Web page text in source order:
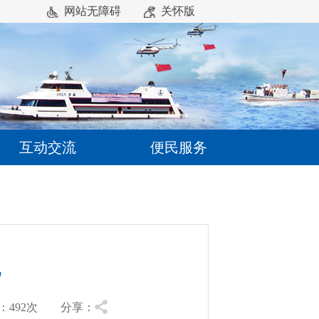
网站无障碍 关怀版
互动交流 便民服务
492次 分享：